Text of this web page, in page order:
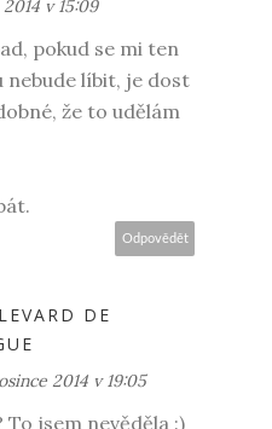
v 15:09
pokud se mi ten
nebude líbit, je dost
že to udělám
Odpovědět
DE
2014 v 19:05
To jsem nevěděla :)